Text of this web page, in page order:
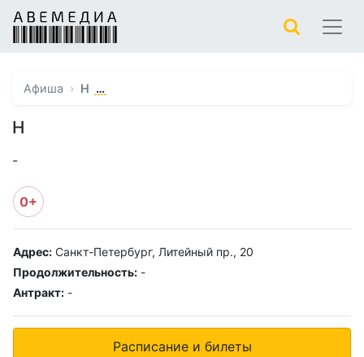
Афиша Н …
Н
-
0+
Адрес: Санкт-Петербург, Литейный пр., 20
Продолжительность: -
Антракт: -
Расписание и билеты